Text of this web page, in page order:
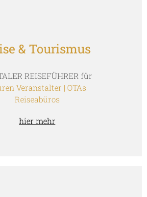
& Tourismus
REISEFÜHRER für
Veranstalter | OTAs
Reiseabüros
hier mehr